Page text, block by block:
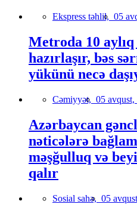
Ekspress təhlil, 05
Metroda 10 aylıq
hazırlaşır, bəs
yükünü necə
Cəmiyyət, 05 avqust,
Azərbaycan
nəticələrə
məşğulluq və
qalır
Sosial sahə, 05